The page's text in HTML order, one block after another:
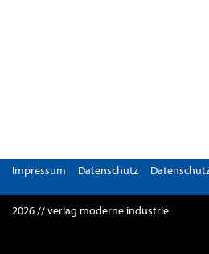
Impressum Datenschutz
2026 // verlag moderne industrie